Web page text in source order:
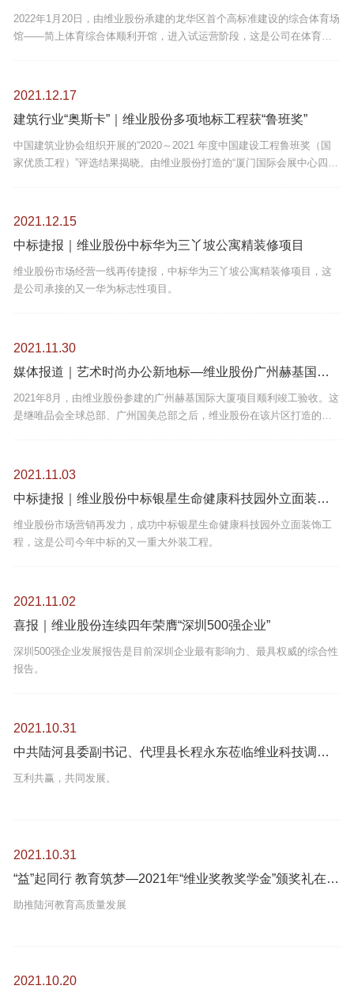
2022年1月20日，由维业股份承建的龙华区首个高标准建设的综合体育场
馆——简上体育综合体顺利开馆，进入试运营阶段，这是公司在体育场
2021.12.17
建筑行业“奥斯卡”｜维业股份多项地标工程获“鲁班奖”
中国建筑业协会组织开展的“2020～2021 年度中国建设工程鲁班奖（国
家优质工程）”评选结果揭晓。由维业股份打造的“厦门国际会展中心四期
店）工程”荣膺本奖项。
2021.12.15
中标捷报｜维业股份中标华为三丫坡公寓精装修项目
维业股份市场经营一线再传捷报，中标华为三丫坡公寓精装修项目，这
是公司承接的又一华为标志性项目。
2021.11.30
媒体报道｜艺术时尚办公新地标—维业股份广州赫基国际大厦项目纪实
2021年8月，由维业股份参建的广州赫基国际大厦项目顺利竣工验收。这
是继唯品会全球总部、广州国美总部之后，维业股份在该片区打造的又
2021.11.03
中标捷报｜维业股份中标银星生命健康科技园外立面装饰工程
维业股份市场营销再发力，成功中标银星生命健康科技园外立面装饰工
程，这是公司今年中标的又一重大外装工程。
2021.11.02
喜报｜维业股份连续四年荣膺“深圳500强企业”
深圳500强企业发展报告是目前深圳企业最有影响力、最具权威的综合性
报告。
2021.10.31
中共陆河县委副书记、代理县长程永东莅临维业科技调研考察
互利共赢，共同发展。
2021.10.31
“益”起同行 教育筑梦—2021年“维业奖教奖学金”颁奖礼在陆河圆满举行
助推陆河教育高质量发展
2021.10.20